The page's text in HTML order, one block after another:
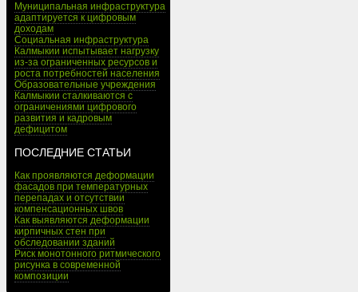
Муниципальная инфраструктура
адаптируется к цифровым
доходам
Социальная инфраструктура
Калмыкии испытывает нагрузку
из-за ограниченных ресурсов и
роста потребностей населения
Образовательные учреждения
Калмыкии сталкиваются с
ограничениями цифрового
развития и кадровым
дефицитом
ПОСЛЕДНИЕ СТАТЬИ
Как проявляются деформации
фасадов при температурных
перепадах и отсутствии
компенсационных швов
Как выявляются деформации
кирпичных стен при
обследовании зданий
Риск монотонного ритмического
рисунка в современной
композиции